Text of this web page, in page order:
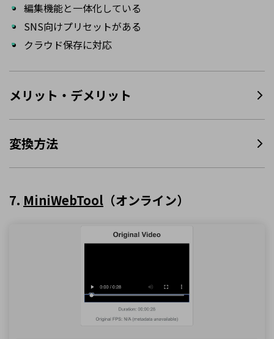
編集機能と一体化している
SNS向けプリセットがある
クラウド保存に対応
メリット・デメリット
変換方法
7. MiniWebTool （オンライン）